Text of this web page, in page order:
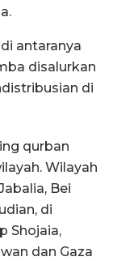
antaranya
disalurkan
di
qurban
Wilayah
Bei
di
Shojaia,
dan Gaza